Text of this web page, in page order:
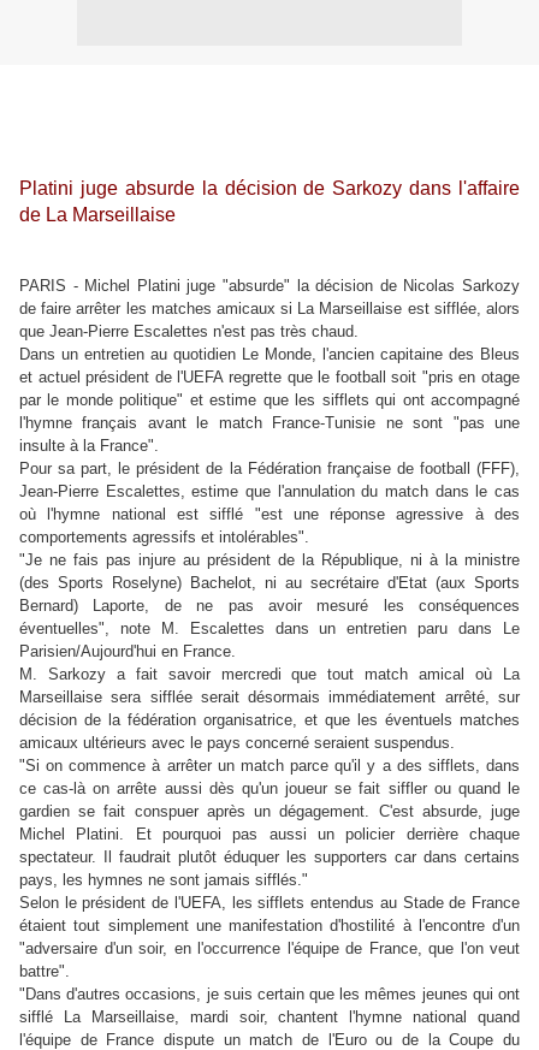
Platini juge absurde la décision de Sarkozy dans l'affaire
de La Marseillaise
PARIS - Michel Platini juge "absurde" la décision de Nicolas Sarkozy
de faire arrêter les matches amicaux si La Marseillaise est sifflée, alors
que Jean-Pierre Escalettes n'est pas très chaud.
Dans un entretien au quotidien Le Monde, l'ancien capitaine des Bleus
et actuel président de l'UEFA regrette que le football soit "pris en otage
par le monde politique" et estime que les sifflets qui ont accompagné
l'hymne français avant le match France-Tunisie ne sont "pas une
insulte à la France".
Pour sa part, le président de la Fédération française de football (FFF),
Jean-Pierre Escalettes, estime que l'annulation du match dans le cas
où l'hymne national est sifflé "est une réponse agressive à des
comportements agressifs et intolérables".
"Je ne fais pas injure au président de la République, ni à la ministre
(des Sports Roselyne) Bachelot, ni au secrétaire d'Etat (aux Sports
Bernard) Laporte, de ne pas avoir mesuré les conséquences
éventuelles", note M. Escalettes dans un entretien paru dans Le
Parisien/Aujourd'hui en France.
M. Sarkozy a fait savoir mercredi que tout match amical où La
Marseillaise sera sifflée serait désormais immédiatement arrêté, sur
décision de la fédération organisatrice, et que les éventuels matches
amicaux ultérieurs avec le pays concerné seraient suspendus.
"Si on commence à arrêter un match parce qu'il y a des sifflets, dans
ce cas-là on arrête aussi dès qu'un joueur se fait siffler ou quand le
gardien se fait conspuer après un dégagement. C'est absurde, juge
Michel Platini. Et pourquoi pas aussi un policier derrière chaque
spectateur. Il faudrait plutôt éduquer les supporters car dans certains
pays, les hymnes ne sont jamais sifflés."
Selon le président de l'UEFA, les sifflets entendus au Stade de France
étaient tout simplement une manifestation d'hostilité à l'encontre d'un
"adversaire d'un soir, en l'occurrence l'équipe de France, que l'on veut
battre".
"Dans d'autres occasions, je suis certain que les mêmes jeunes qui ont
sifflé La Marseillaise, mardi soir, chantent l'hymne national quand
l'équipe de France dispute un match de l'Euro ou de la Coupe du